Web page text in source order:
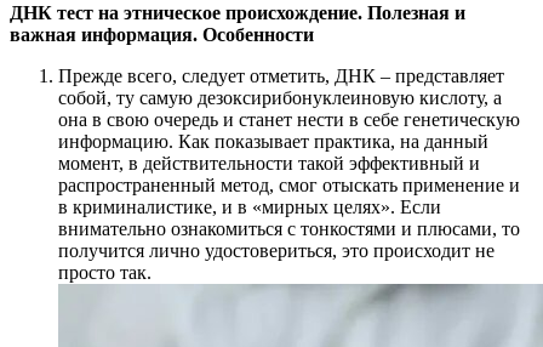
ДНК тест на этническое происхождение. Полезная и
важная информация. Особенности
Прежде всего, следует отметить, ДНК – представляет
собой, ту самую дезоксирибонуклеиновую кислоту, а
она в свою очередь и станет нести в себе генетическую
информацию. Как показывает практика, на данный
момент, в действительности такой эффективный и
распространенный метод, смог отыскать применение и
в криминалистике, и в «мирных целях». Если
внимательно ознакомиться с тонкостями и плюсами, то
получится лично удостовериться, это происходит не
просто так.